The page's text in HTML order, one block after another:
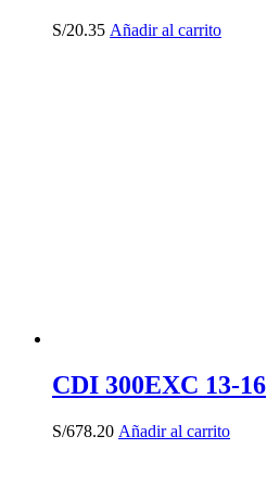
S/20.35 Añadir al carrito
CDI 300EXC 13-16
S/678.20 Añadir al carrito